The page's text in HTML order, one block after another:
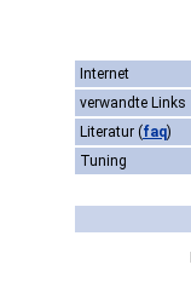
Internet
verwandte Links
Literatur (faq)
Tuning